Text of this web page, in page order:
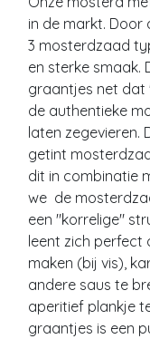
in de markt. Door
3 mosterdzaad
en sterke smaak.
graantjes net dat
de authentieke
laten zegevieren.
getint
dit in combinatie
we de
een "korrelige"
leent zich perfect
maken (bij vis),
andere saus te
aperitief plankje
graantjes is een